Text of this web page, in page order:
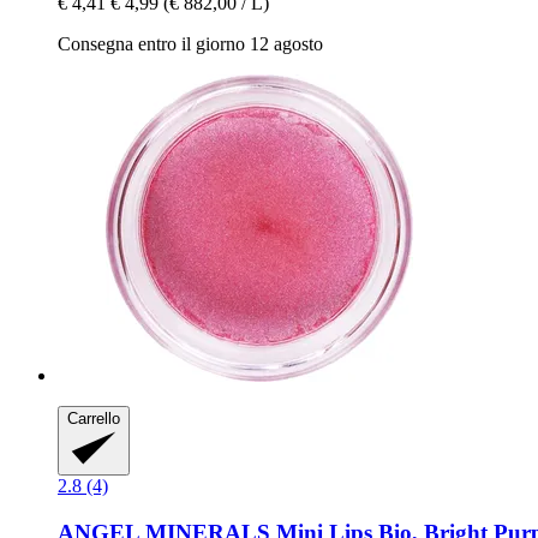
Consegna entro il giorno 12 agosto
Carrello
2.8 (4)
ANGEL MINERALS Mini Lips Bio, Bright